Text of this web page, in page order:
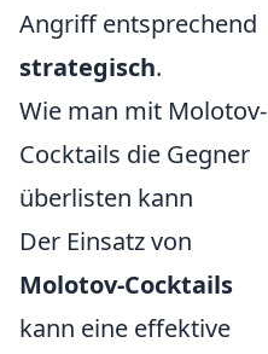
Angriff entsprechend
strategisch.
Wie man mit Molotov-
Cocktails die Gegner
überlisten kann
Der Einsatz von
Molotov-Cocktails
kann eine effektive